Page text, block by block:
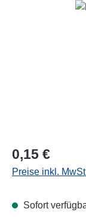
Bildergalerie
Regulärer Preis:
0,15 €
Preise inkl.
Sofort